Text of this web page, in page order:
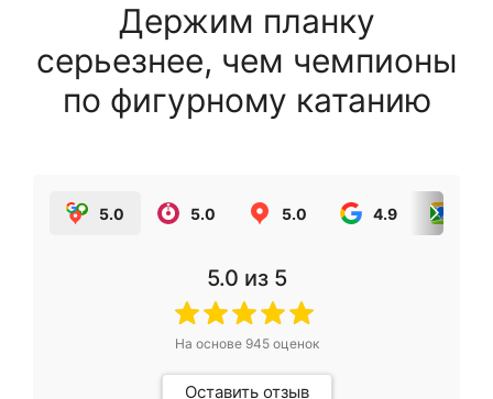
Держим планку
серьезнее, чем чемпионы
по фигурному катанию
5.0 5.0 5.0 4.9
5.0 из 5
На основе 945оценок
Оставить отзыв